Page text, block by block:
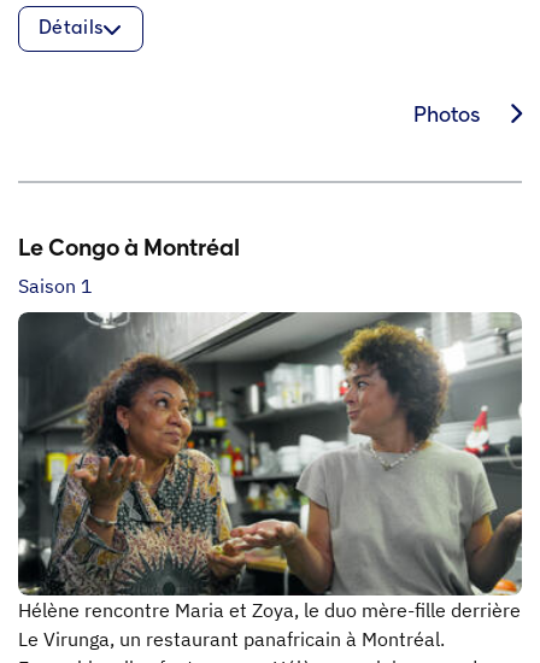
Détails
Photos
Le Congo à Montréal
Saison 1
Hélène rencontre Maria et Zoya, le duo mère-fille derrière
Le Virunga, un restaurant panafricain à Montréal.